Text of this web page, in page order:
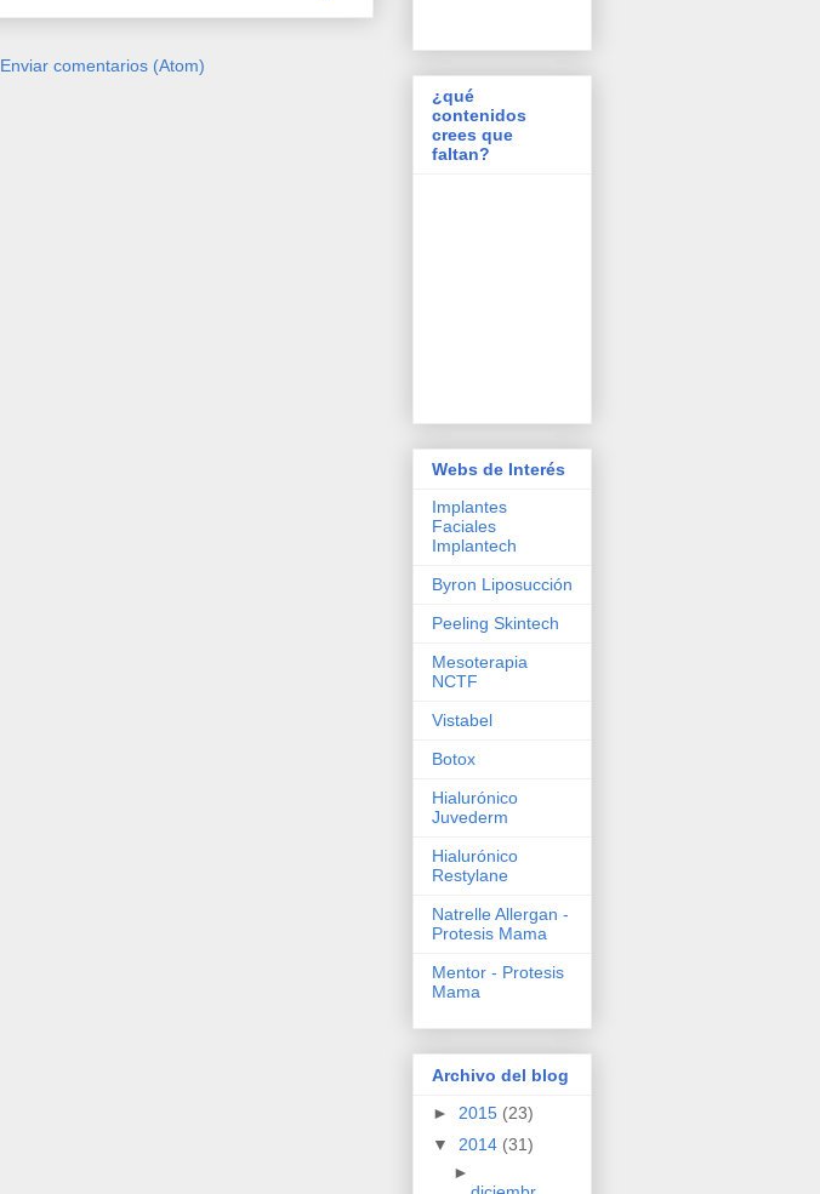
Enviar comentarios (Atom)
¿qué
contenidos
crees que
faltan?
Webs de Interés
Implantes
Faciales
Implantech
Byron Liposucción
Peeling Skintech
Mesoterapia
NCTF
Vistabel
Botox
Hialurónico
Juvederm
Hialurónico
Restylane
Natrelle Allergan -
Protesis Mama
Mentor - Protesis
Mama
Archivo del blog
► 2015 (23)
▼ 2014 (31)
►